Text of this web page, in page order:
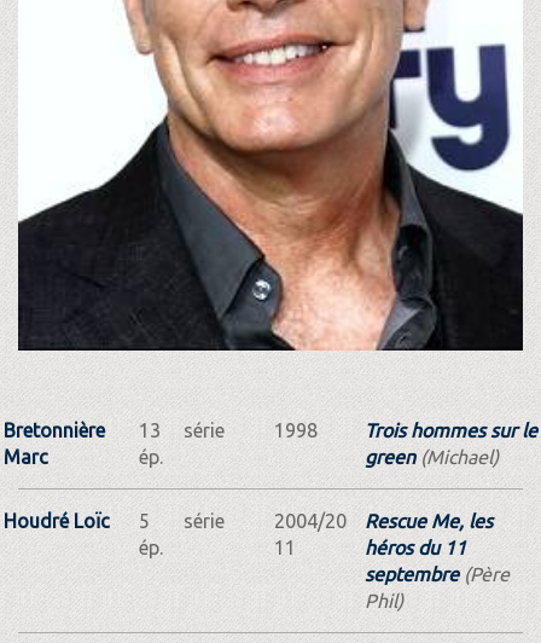
Bretonnière
Marc
13
ép.
série 1998
Trois hommes sur le
green(Michael)
Houdré Loïc
5
ép.
série
2004/20
11
Rescue Me, les
héros du 11
septembre(Père
Phil)